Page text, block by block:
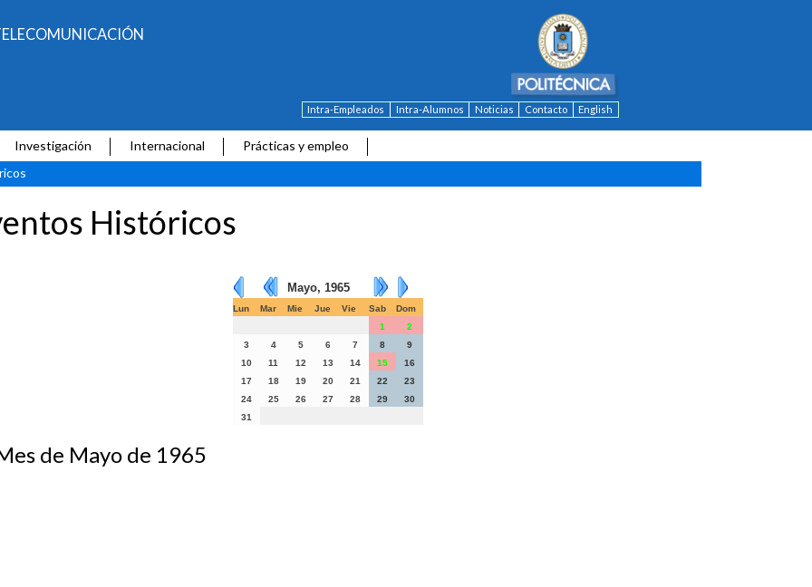
Intra-Empleados Intra-Alumnos Noticias Contacto English
Investigación Internacional
Prácticas y empleo
Históricos
Mayo, 1965
Lun Mar Mie Jue Vie Sab
Dom
1
2
3
4 5 6 7 8
9
10
11 12 13 14 15
16
17
18 19 20 21 22
23
24
25 26 27 28 29
30
31
de Mayo de 1965